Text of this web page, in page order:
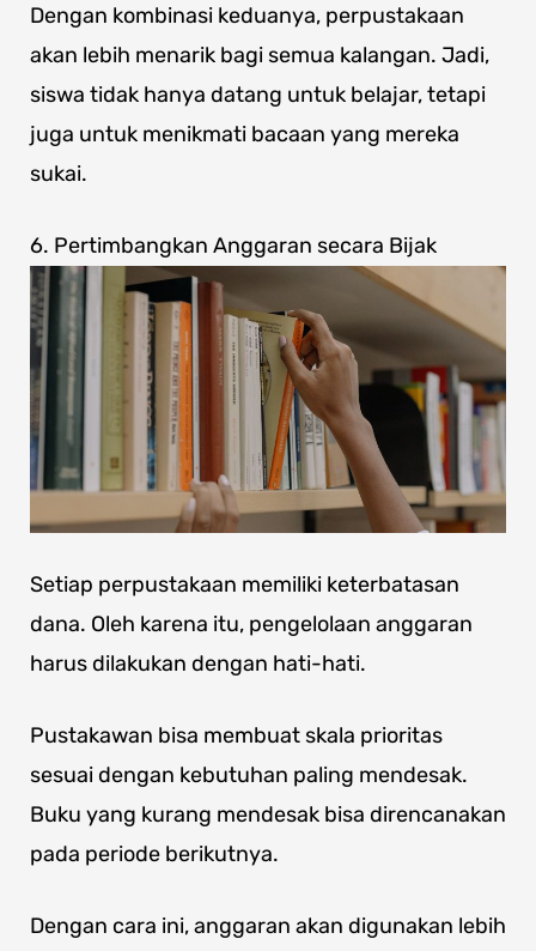
Dengan kombinasi keduanya, perpustakaan
akan lebih menarik bagi semua kalangan. Jadi,
siswa tidak hanya datang untuk belajar, tetapi
juga untuk menikmati bacaan yang mereka
sukai.
6. Pertimbangkan Anggaran secara Bijak
Setiap perpustakaan memiliki keterbatasan
dana. Oleh karena itu, pengelolaan anggaran
harus dilakukan dengan hati-hati.
Pustakawan bisa membuat skala prioritas
sesuai dengan kebutuhan paling mendesak.
Buku yang kurang mendesak bisa direncanakan
pada periode berikutnya.
Dengan cara ini, anggaran akan digunakan lebih